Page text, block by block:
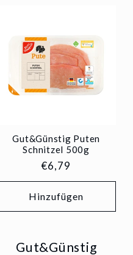
Gut&Günstig Puten
Schnitzel 500g
Normaler
Preis
€6,79
Hinzufügen
Gut&Günstig